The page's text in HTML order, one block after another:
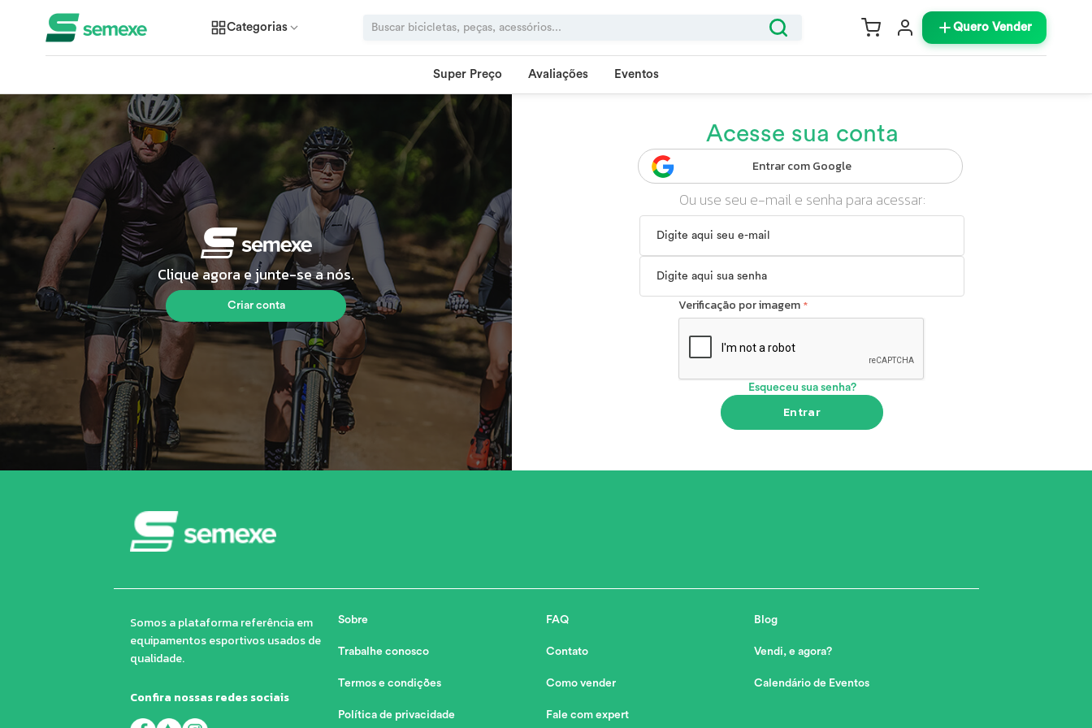
Categorias Quero Vender
Super Preço Avaliações Eventos
Clique agora e junte-se a nós.
Criar conta
Acesse sua conta
Entrar com Google
Ou use seu e-mail e senha para acessar:
Verificação por imagem
Esqueceu sua senha?
Entrar
Somos a plataforma referência em
equipamentos esportivos usados de
qualidade.
Confira nossas redes sociais
Sobre
Trabalhe conosco
Termos e condições
Política de privacidade
FAQ
Contato
Como vender
Fale com expert
Blog
Vendi, e agora?
Calendário de Eventos